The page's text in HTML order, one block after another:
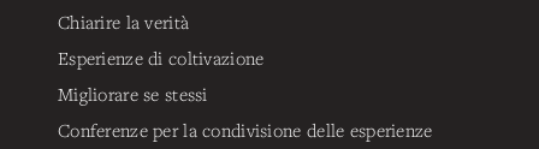
Chiarire la verità
Esperienze di coltivazione
Migliorare se stessi
Conferenze per la condivisione delle esperienze